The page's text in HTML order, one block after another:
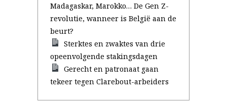
Madagaskar, Marokko… De Gen Z-
revolutie, wanneer is België aan de
beurt?
Sterktes en zwaktes van drie
opeenvolgende stakingsdagen
Gerecht en patronaat gaan
tekeer tegen Clarebout-arbeiders